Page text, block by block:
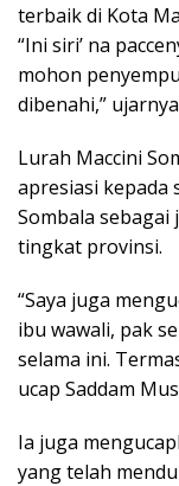
terbaik di Kota
“Ini siri’ na
mohon
dibenahi,”
Lurah Maccini
apresiasi kepada
Sombala
tingkat provinsi.
“Saya juga
ibu wawali, pak
selama ini.
ucap Saddam
Ia juga
yang telah